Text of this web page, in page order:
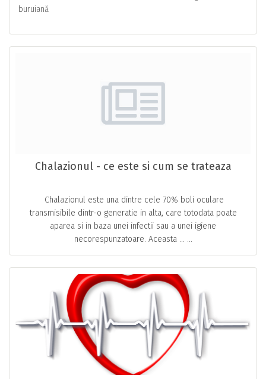
buruiană
Chalazionul - ce este si cum se trateaza
Chalazionul este una dintre cele 70% boli oculare
transmisibile dintr-o generatie in alta, care totodata poate
aparea si in baza unei infectii sau a unei igiene
necorespunzatoare. Aceasta … ...